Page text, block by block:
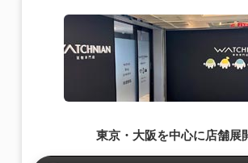
東京・大阪を中心に店舗展